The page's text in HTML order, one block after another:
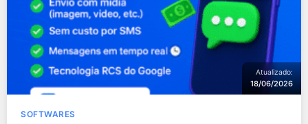
Atualizado:
18/06/2026
SOFTWARES